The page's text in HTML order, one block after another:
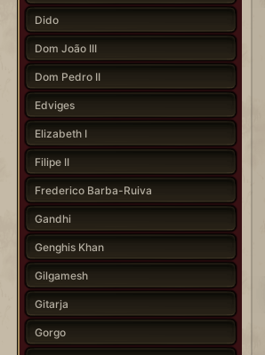
Dido
Dom João III
Dom Pedro II
Edviges
Elizabeth I
Filipe II
Frederico Barba-Ruiva
Gandhi
Genghis Khan
Gilgamesh
Gitarja
Gorgo